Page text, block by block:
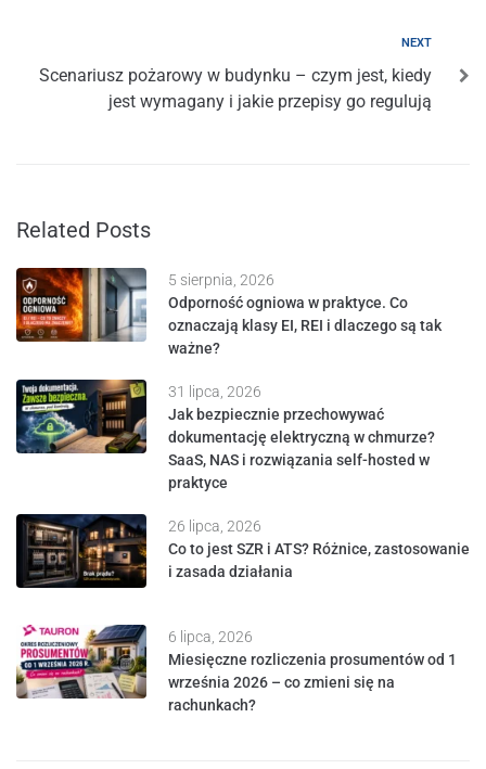
NEXT
Scenariusz pożarowy w budynku – czym jest, kiedy
jest wymagany i jakie przepisy go regulują
Related Posts
5 sierpnia, 2026
Odporność ogniowa w praktyce. Co
oznaczają klasy EI, REI i dlaczego są tak
ważne?
31 lipca, 2026
Jak bezpiecznie przechowywać
dokumentację elektryczną w chmurze?
SaaS, NAS i rozwiązania self-hosted w
praktyce
26 lipca, 2026
Co to jest SZR i ATS? Różnice, zastosowanie
i zasada działania
6 lipca, 2026
Miesięczne rozliczenia prosumentów od 1
września 2026 – co zmieni się na
rachunkach?